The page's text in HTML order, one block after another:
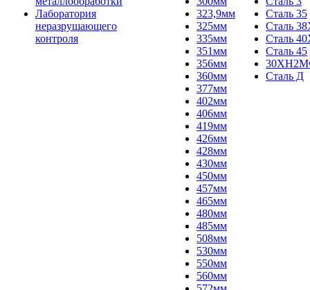
Лаборатория
неразрушающего
контроля
323,9мм
325мм
335мм
351мм
356мм
360мм
377мм
402мм
406мм
419мм
426мм
428мм
430мм
450мм
457мм
465мм
480мм
485мм
508мм
530мм
550мм
560мм
Сталь 35
Сталь
Сталь
Сталь 45
Сталь Д